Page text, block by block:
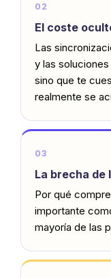
02
El coste
Las
y las
sino que te
realmente se
03
La brecha
Por qué
importante
mayoría de las